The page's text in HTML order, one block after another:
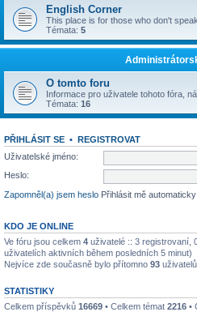
English Corner
This place is for those who don't
Témata: 5
O tomto foru
Informace pro uživatele tohoto fóra,
Témata: 16
PŘIHLÁSIT SE • REGISTROVAT
Uživatelské jméno:
Heslo:
Zapomněl(a) jsem heslo Přihlásit mě
KDO JE ONLINE
Ve fóru jsou celkem 4 uživatelé :: 3 registrovaní,
uživatelích aktivních během posledních 5 minut)
Nejvíce zde současně bylo přítomno 93
STATISTIKY
Celkem příspěvků 16669 • Celkem témat 2216 •